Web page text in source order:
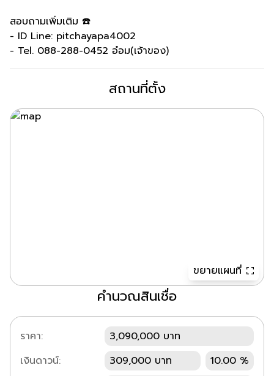
สอบถามเพิ่มเติม ☎️
- ID Line: pitchayapa4002
- Tel. 088-288-0452 อ๋อม(เจ้าของ)
สถานที่ตั้ง
ขยายแผนที่
คำนวณสินเชื่อ
ราคา:
3,090,000 บาท
เงินดาวน์:
309,000 บาท 10.00 %